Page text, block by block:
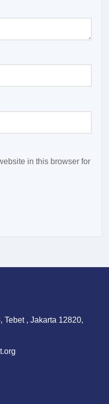
in this browser for
Tebet , Jakarta 12820,